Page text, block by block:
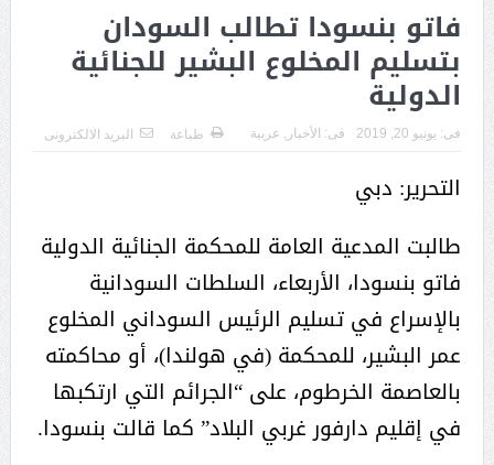
فاتو بنسودا تطالب السودان
بتسليم المخلوع البشير للجنائية
الدولية
فى: يونيو 20, 2019 فى: الأخبار , عربية طباعة البريد الالكترونى
التحرير: دبي
طالبت المدعية العامة للمحكمة الجنائية الدولية
فاتو بنسودا، الأربعاء، السلطات السودانية
بالإسراع في تسليم الرئيس السوداني المخلوع
عمر البشير، للمحكمة (في هولندا)، أو محاكمته
بالعاصمة الخرطوم، على “الجرائم التي ارتكبها
في إقليم دارفور غربي البلاد” كما قالت بنسودا.